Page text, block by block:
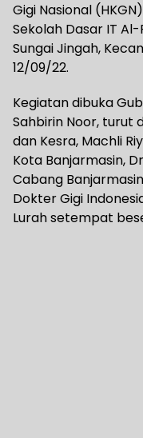
Gigi Nasional
Sekolah Dasar IT
Sungai Jingah,
12/09/22.
Kegiatan dibuka
Sahbirin Noor, turut
dan Kesra, Machli
Kota Banjarmasin,
Cabang
Dokter Gigi
Lurah setempat